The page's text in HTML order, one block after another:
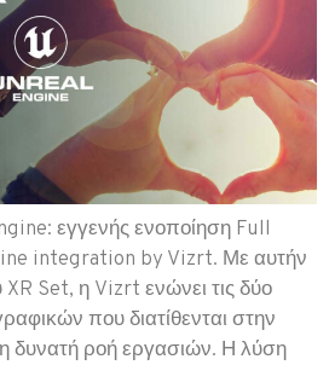
εγγενής ενοποίηση Full
integration by Vizrt. Με αυτήν
Set, η Vizrt ενώνει τις δύο
που διατίθενται στην
δυνατή ροή εργασιών. Η λύση